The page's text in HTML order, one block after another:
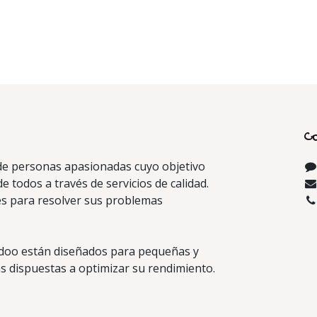
personas apasionadas cuyo objetivo
todos a través de servicios de calidad.
para resolver sus problemas
están diseñados para pequeñas y
dispuestas a optimizar su rendimiento.